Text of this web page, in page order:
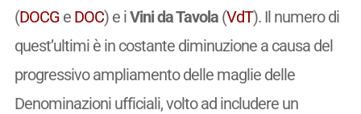
(DOCGe DOC) e iVini da Tavola(VdT). Il numero di
quest’ultimi è in costante diminuzione a causa del
progressivo ampliamento delle maglie delle
Denominazioni ufficiali, volto ad includere un